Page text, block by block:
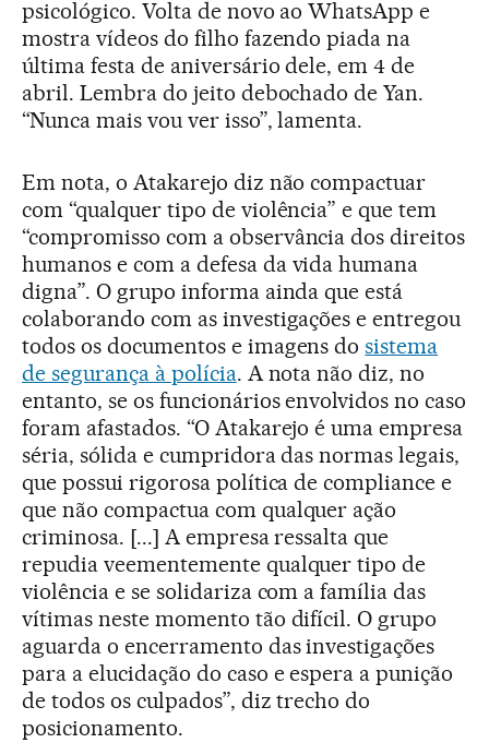
psicológico. Volta de novo ao WhatsApp e
mostra vídeos do filho fazendo piada na
última festa de aniversário dele, em 4 de
abril. Lembra do jeito debochado de Yan.
“Nunca mais vou ver isso”, lamenta.
Em nota, o Atakarejo diz não compactuar
com “qualquer tipo de violência” e que tem
“compromisso com a observância dos direitos
humanos e com a defesa da vida humana
digna”. O grupo informa ainda que está
colaborando com as investigações e entregou
todos os documentos e imagens dosistema
de segurança à polícia. A nota não diz, no
entanto, se os funcionários envolvidos no caso
foram afastados. “O Atakarejo é uma empresa
séria, sólida e cumpridora das normas legais,
que possui rigorosa política de compliance e
que não compactua com qualquer ação
criminosa. [...] A empresa ressalta que
repudia veementemente qualquer tipo de
violência e se solidariza com a família das
vítimas neste momento tão difícil. O grupo
aguarda o encerramento das investigações
para a elucidação do caso e espera a punição
de todos os culpados”, diz trecho do
posicionamento.